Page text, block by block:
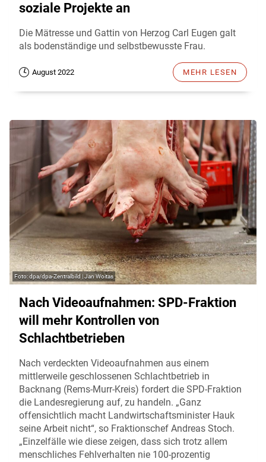
soziale Projekte an
Die Mätresse und Gattin von Herzog Carl Eugen galt
als bodenständige und selbstbewusste Frau.
August 2022 MEHR LESEN
dpa/dpa-Zentralbild | Jan Woitas
Nach Videoaufnahmen: SPD-Fraktion
will mehr Kontrollen von
Schlachtbetrieben
Nach verdeckten Videoaufnahmen aus einem
mittlerweile geschlossenen Schlachtbetrieb in
Backnang (Rems-Murr-Kreis) fordert die SPD-Fraktion
die Landesregierung auf, zu handeln. „Ganz
offensichtlich macht Landwirtschaftsminister Hauk
seine Arbeit nicht“, so Fraktionschef Andreas Stoch.
„Einzelfälle wie diese zeigen, dass sich trotz allem
menschliches Fehlverhalten nie 100-prozentig